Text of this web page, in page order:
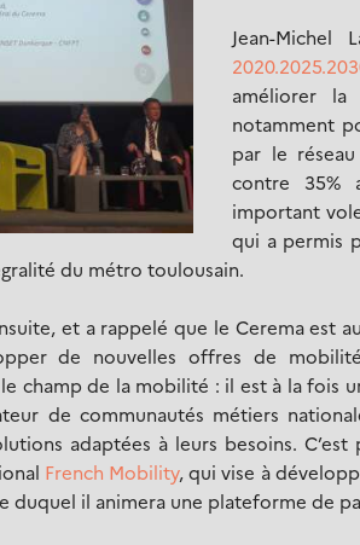
Jean-
améliorer la
notamment
par le
contre 35%
important
qui a permis
du métro toulousain.
et a rappelé que le Cerema est
de nouvelles offres de
champ de la mobilité : il est à la fois
de communautés métiers
adaptées à leurs besoins.
French Mobility, qui vise à
duquel il animera une plateforme de